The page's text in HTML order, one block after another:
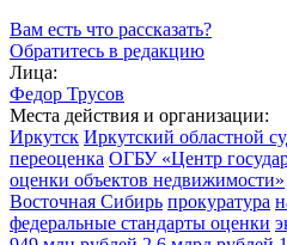
Вам есть что рассказать?
Обратитесь в редакцию
Лица:
Федор Трусов
Места действия и организации:
Иркутск Иркутский областной
переоценка ОГБУ «Центр
оценки объектов недвижимости»
Восточная Сибирь прокуратура
федеральные стандарты оценки